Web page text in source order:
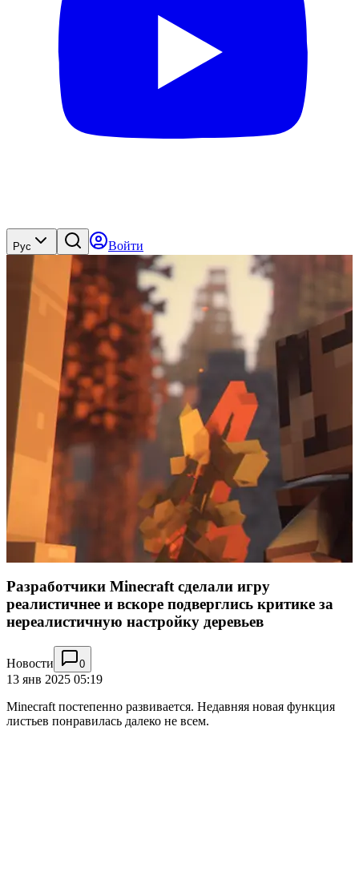
Рус Войти
Разработчики Minecraft сделали игру
реалистичнее и вскоре подверглись критике за
нереалистичную настройку деревьев
Новости 0
13 янв 2025 05:19
Minecraft постепенно развивается. Недавняя новая функция
листьев понравилась далеко не всем.